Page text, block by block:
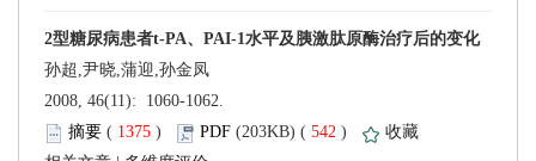
2008, 46(11): 1060-1062.
(
) 542 )